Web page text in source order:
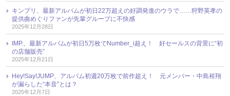
キンプリ、最新アルバムが初日22万超えの好調発進のウラで……狩野英孝の
提供曲めぐりファンが先輩グループに不快感
2025年12月28日
IMP.、最新アルバムが初日5万枚でNumber_i超え！ 好セールスの背景に“初
の店舗販売”
2025年12月21日
Hey!Say!JUMP、アルバム初週20万枚で前作超え！ 元メンバー・中島裕翔
が漏らした“本音”とは？
2025年12月7日